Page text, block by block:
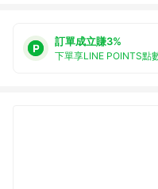
訂單成立賺3%
下單享LINE POINTS點